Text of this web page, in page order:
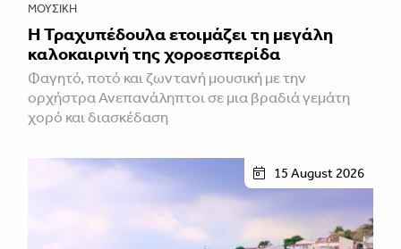
ΜΟΥΣΙΚΉ
Η Τραχυπέδουλα ετοιμάζει τη μεγάλη
καλοκαιρινή της χοροεσπερίδα
Φαγητό, ποτό και ζωντανή μουσική με την
ορχήστρα Ανεπανάληπτοι σε μια βραδιά γεμάτη
χορό και διασκέδαση
15 August 2026